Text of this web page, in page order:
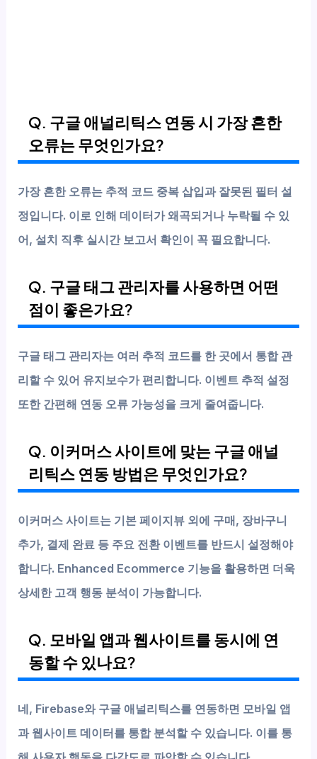
Q. 구글 애널리틱스 연동 시 가장 흔한
오류는 무엇인가요?
가장 흔한 오류는 추적 코드 중복 삽입과 잘못된 필터 설
정입니다. 이로 인해 데이터가 왜곡되거나 누락될 수 있
어, 설치 직후 실시간 보고서 확인이 꼭 필요합니다.
Q. 구글 태그 관리자를 사용하면 어떤
점이 좋은가요?
구글 태그 관리자는 여러 추적 코드를 한 곳에서 통합 관
리할 수 있어 유지보수가 편리합니다. 이벤트 추적 설정
또한 간편해 연동 오류 가능성을 크게 줄여줍니다.
Q. 이커머스 사이트에 맞는 구글 애널
리틱스 연동 방법은 무엇인가요?
이커머스 사이트는 기본 페이지뷰 외에 구매, 장바구니
추가, 결제 완료 등 주요 전환 이벤트를 반드시 설정해야
합니다. Enhanced Ecommerce 기능을 활용하면 더욱
상세한 고객 행동 분석이 가능합니다.
Q. 모바일 앱과 웹사이트를 동시에 연
동할 수 있나요?
네, Firebase와 구글 애널리틱스를 연동하면 모바일 앱
과 웹사이트 데이터를 통합 분석할 수 있습니다. 이를 통